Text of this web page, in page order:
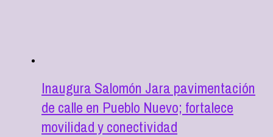
Inaugura Salomón Jara pavimentación
de calle en Pueblo Nuevo; fortalece
movilidad y conectividad